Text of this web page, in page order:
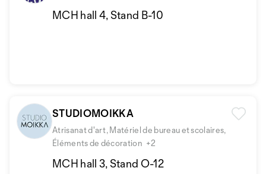
MCH hall 4, Stand B-10
STUDIOMOIKKA
Atrisanat d'art, Matériel de bureau et scolaires,
Éléments de décoration +2
MCH hall 3, Stand O-12